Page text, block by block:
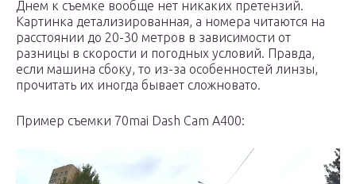
Днем к съемке вообще нет никаких претензий.
Картинка детализированная, а номера читаются на
расстоянии до 20-30 метров в зависимости от
разницы в скорости и погодных условий. Правда,
если машина сбоку, то из-за особенностей линзы,
прочитать их иногда бывает сложновато.
Пример съемки 70mai Dash Cam A400: